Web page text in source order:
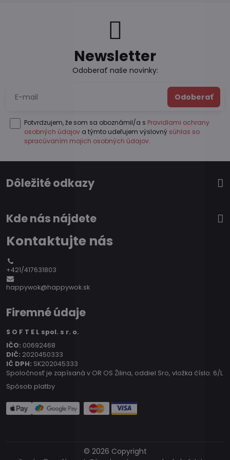
Newsletter
Odoberať naše novinky:
Odoberať
Potvrdzujem, že som sa oboznámil/a s Pravidlami ochrany
osobných údajov a týmto udeľujem výslovný súhlas so
spracúvaním mojich osobných údajov.
Dôležité odkazy
Kde nás nájdete
Kontaktujte nás
+421/417631803
happywok@happywok.sk
Firemné údaje
S O F T E L spol. s r. o.
IČO: 00692468
DIČ: 2020450333
IČ DPH: SK202045333
Spoločnosť je zapísaná v OR OS Žilina, oddiel Sro, vložka číslo: 6/L
Spôsob platby
© 2026 Copyright